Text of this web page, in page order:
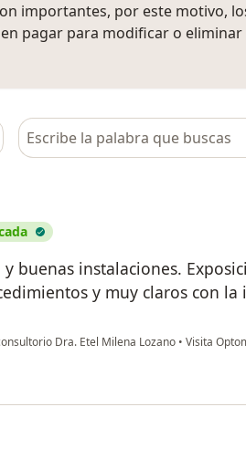
importantes, por este motivo,
pagar para modificar o
Busca en opiniones
buenas instalaciones.
y muy claros con
Dra. Etel Milena Lozano • Visita